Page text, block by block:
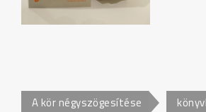
A kör négyszögesítése